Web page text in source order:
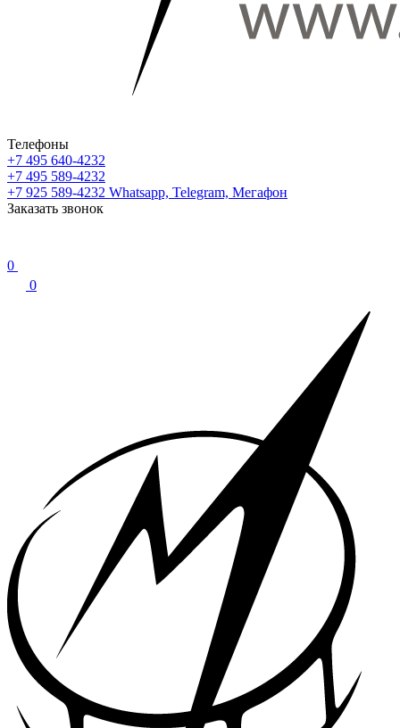
Телефоны
+7 495 640-4232
+7 495 589-4232
+7 925 589-4232 Whatsapp, Telegram, Мегафон
Заказать звонок
0
0